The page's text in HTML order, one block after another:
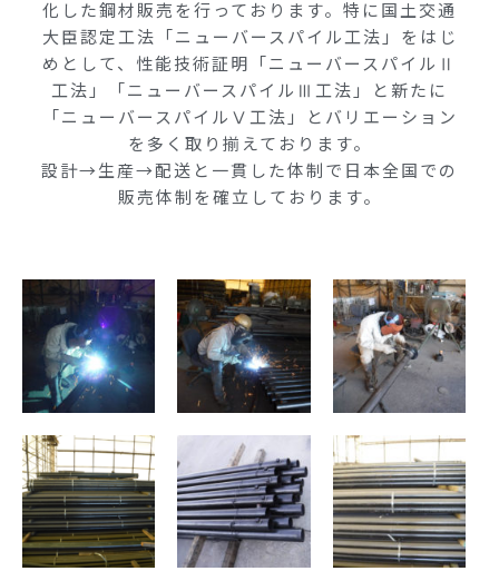
化した鋼材販売を行っております。特に国土交通
大臣認定工法「ニューバースパイル工法」をはじ
めとして、性能技術証明「ニューバースパイルⅡ
工法」「ニューバースパイルⅢ工法」と新たに
「ニューバースパイルⅤ工法」とバリエーション
を多く取り揃えております。
設計→生産→配送と一貫した体制で日本全国での
販売体制を確立しております。